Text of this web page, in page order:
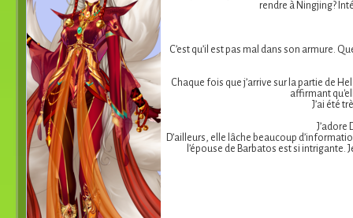
rendre à Ningjing?
C’est qu’il est pas mal dans son armure.
Chaque fois que j’arrive sur la partie de
affirmant
J’ai été
J’adore
D’ailleurs, elle lâche beaucoup
l’épouse de Barbatos est si intrigante.